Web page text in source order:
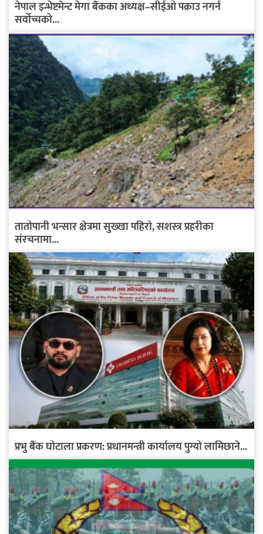
नेपाल इन्भेष्टमेन्ट मेगा बैंकका अध्यक्ष–सीईओ पक्राउ नगर्न
सर्वोच्चको...
तातोपानी भन्सार क्षेत्रमा सुख्खा पहिरो, सशस्त्र प्रहरीका
संरचनामा...
प्रभु बैंक घोटाला प्रकरण: प्रधानमन्त्री कार्यालय पुग्यो लामिछाने...